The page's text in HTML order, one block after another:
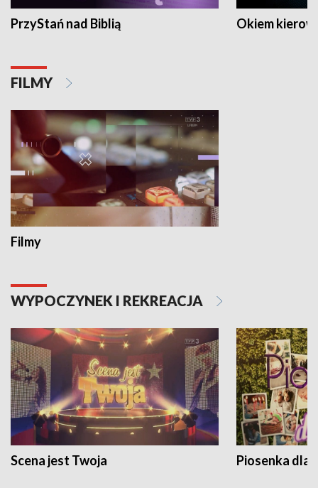
PrzyStań nad Biblią Okiem
FILMY
Filmy
WYPOCZYNEK I REKREACJA
Scena jest Twoja Piosenka dla